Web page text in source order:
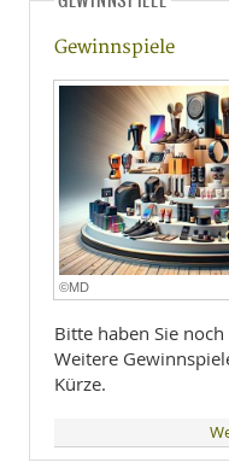
Gewinnspiele
©MD
Bitte haben Sie
Weitere
Kürze.